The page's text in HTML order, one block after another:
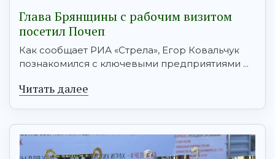
Глава Брянщины с рабочим визитом
посетил Почеп
Как сообщает РИА «Стрела», Егор Ковальчук
познакомился с ключевыми предприятиями ...
Читать далее